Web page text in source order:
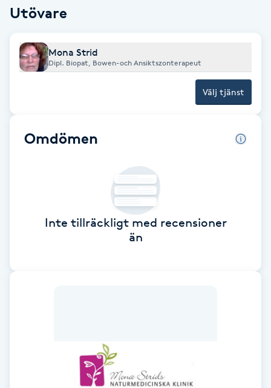
Celluliter
Coachning
Cryoterapi
Extensions borttagning
Eyeliner-tatuering
Utövare
Mona Strid
Dipl. Biopat, Bowen-och Ansiktszonterapeut
Välj tjänst
Omdömen
Inte tillräckligt med recensioner
än